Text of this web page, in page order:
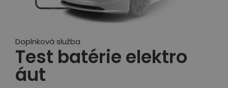
Doplnková služba
Test batérie elektro
áut